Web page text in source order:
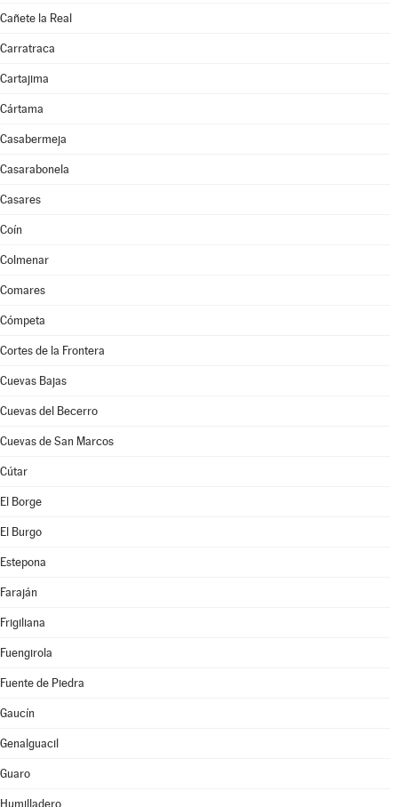
Cañete la Real
Carratraca
Cartajima
Cártama
Casabermeja
Casarabonela
Casares
Coín
Colmenar
Comares
Cómpeta
Cortes de la Frontera
Cuevas Bajas
Cuevas del Becerro
Cuevas de San Marcos
Cútar
El Borge
El Burgo
Estepona
Faraján
Frigiliana
Fuengirola
Fuente de Piedra
Gaucín
Genalguacil
Guaro
Humilladero